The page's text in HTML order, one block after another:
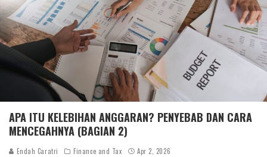
APA ITU KELEBIHAN ANGGARAN? PENYEBAB DAN CARA
MENCEGAHNYA (BAGIAN 2)
Endah Caratri Finance and Tax Apr 2, 2026